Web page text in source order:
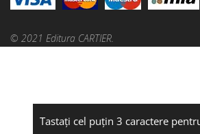
© 2021 Editura CARTIER.